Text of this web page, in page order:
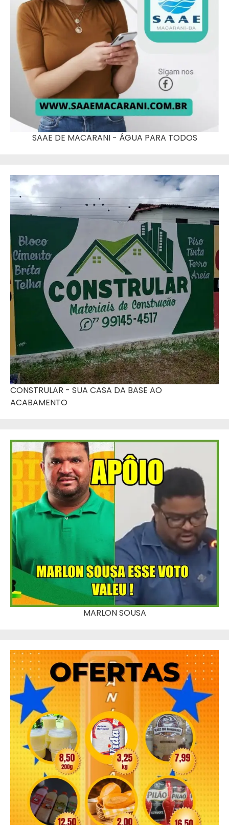
SAAE DE MACARANI - ÁGUA PARA TODOS
CONSTRULAR - SUA CASA DA BASE AO
ACABAMENTO
MARLON SOUSA